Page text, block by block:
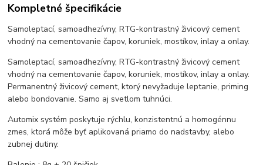
Kompletné špecifikácie
Samoleptací, samoadhezívny, RTG-kontrastný živicový cement
vhodný na cementovanie čapov, koruniek, mostíkov, inlay a onlay.
Samoleptací, samoadhezívny, RTG-kontrastný živicový cement
vhodný na cementovanie čapov, koruniek, mostíkov, inlay a onlay.
Permanentný živicový cement, ktorý nevyžaduje leptanie, priming
alebo bondovanie. Samo aj svetlom tuhnúci.
Automix systém poskytuje rýchlu, konzistentnú a homogénnu
zmes, ktorá môže byť aplikovaná priamo do nadstavby, alebo
zubnej dutiny.